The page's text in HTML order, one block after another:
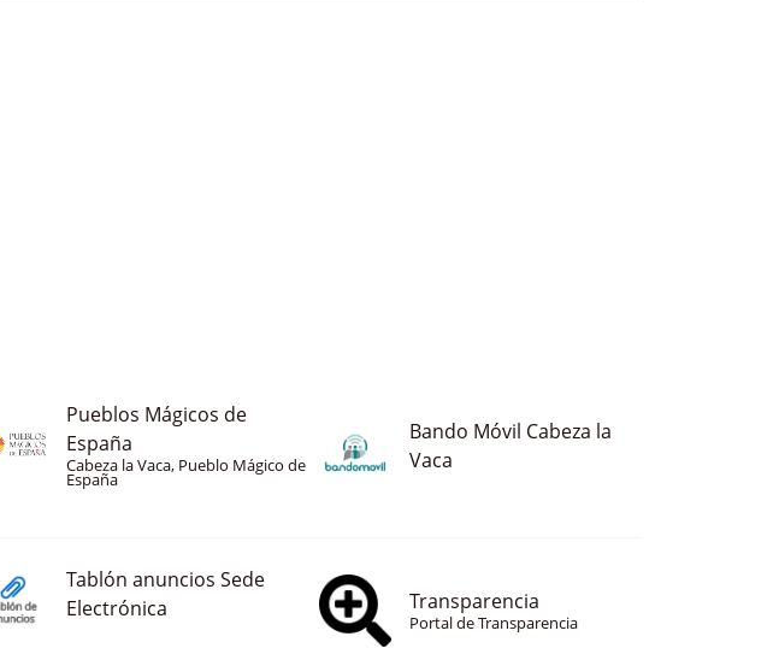
Pueblos Mágicos de
España
Cabeza la Vaca, Pueblo Mágico de
España
Bando Móvil Cabeza la
Vaca
Tablón anuncios Sede
Electrónica
Transparencia
Portal de Transparencia